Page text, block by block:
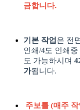
금합니다.
기본 작업 은 전
인쇄/4도 인쇄
도 가능하시며 4
가됩니다.
주보틀 (매주